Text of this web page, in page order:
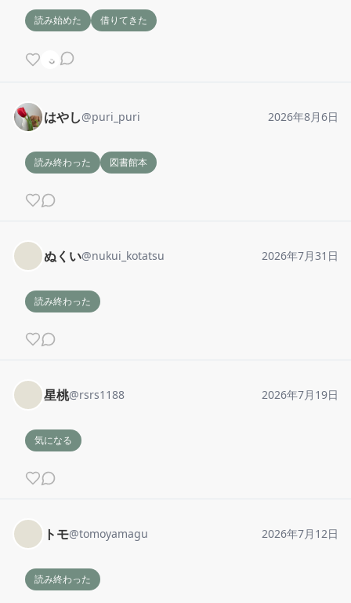
読み始めた 借りてきた
はやし@puri_puri 2026年8月6日
読み終わった 図書館本
ぬくい@nukui_kotatsu 2026年7月31日
読み終わった
星桃@rsrs1188 2026年7月19日
気になる
トモ@tomoyamagu 2026年7月12日
読み終わった